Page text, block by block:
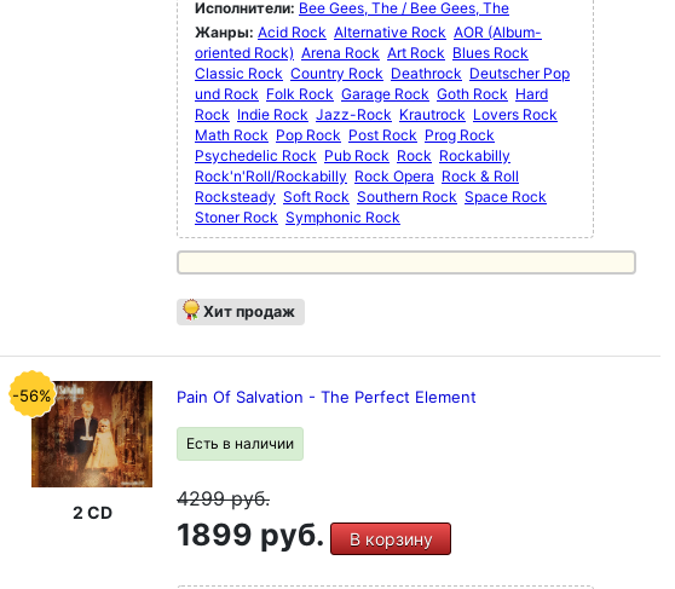
Исполнители: Bee Gees, The / Bee Gees, The
Жанры: Acid Rock Alternative Rock AOR (Album-
oriented Rock) Arena Rock Art Rock Blues Rock
Classic Rock Country Rock Deathrock Deutscher Pop
und Rock Folk Rock Garage Rock Goth Rock Hard
Rock Indie Rock Jazz-Rock Krautrock Lovers Rock
Math Rock Pop Rock Post Rock Prog Rock
Psychedelic Rock Pub Rock Rock Rockabilly
Rock'n'Roll/Rockabilly Rock Opera Rock & Roll
Rocksteady Soft Rock Southern Rock Space Rock
Stoner Rock Symphonic Rock
Хит продаж
-56%
2 CD
Pain Of Salvation - The Perfect Element
Есть в наличии
4299руб.
1899 руб. В корзину